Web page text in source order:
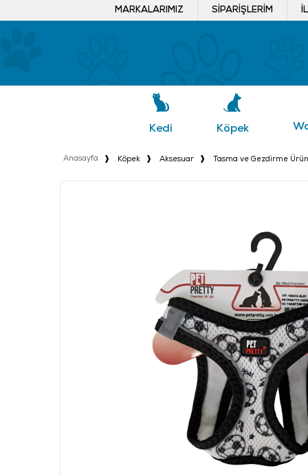
MARKALARIMIZ SIPARIŞLERIM
Kedi Köpek
Anasayfa Köpek Aksesuar Tasma ve Gezdirme